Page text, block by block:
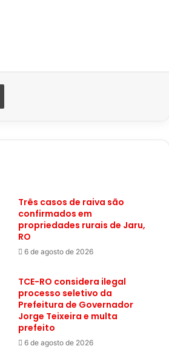
Imprimir
Três casos de raiva são
confirmados em
propriedades rurais de Jaru,
RO
6 de agosto de 2026
TCE-RO considera ilegal
processo seletivo da
Prefeitura de Governador
Jorge Teixeira e multa
prefeito
6 de agosto de 2026